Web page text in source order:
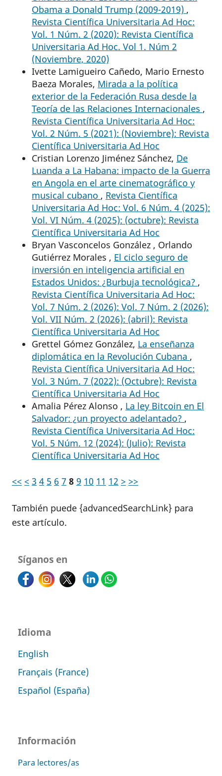
Obama a Donald Trump (2009-2019) ,
Revista Científica Universitaria Ad Hoc:
Vol. 1 Núm. 2 (2020): Revista Científica
Universitaria Ad Hoc. Vol 1. Núm 2
(Noviembre, 2020)
Ivette Lamigueiro Cañedo, Mario Ernesto
Baeza Morales, Mirada a la política
exterior de la Federación Rusa desde la
Teoría de las Relaciones Internacionales ,
Revista Científica Universitaria Ad Hoc:
Vol. 2 Núm. 5 (2021): (Noviembre): Revista
Científica Universitaria Ad Hoc
Cristian Lorenzo Jiménez Sánchez, De
Luanda a La Habana: impacto de la Guerra
en Angola en el arte cinematográfico y
musical cubano , Revista Científica
Universitaria Ad Hoc: Vol. 6 Núm. 4 (2025):
Vol. VI Núm. 4 (2025): (octubre): Revista
Científica Universitaria Ad Hoc
Bryan Vasconcelos González , Orlando
Gutiérrez Morales , El ciclo seguro de
inversión en inteligencia artificial en
Estados Unidos: ¿Burbuja tecnológica? ,
Revista Científica Universitaria Ad Hoc:
Vol. 7 Núm. 2 (2026): Vol. 7 Núm. 2 (2026):
Vol. VII Núm. 2 (2026): (abril): Revista
Científica Universitaria Ad Hoc
Grettel Gómez González, La enseñanza
diplomática en la Revolución Cubana ,
Revista Científica Universitaria Ad Hoc:
Vol. 3 Núm. 7 (2022): (Octubre): Revista
Científica Universitaria Ad Hoc
Amalia Pérez Alonso , La ley Bitcoin en El
Salvador: ¿un proyecto adelantado? ,
Revista Científica Universitaria Ad Hoc:
Vol. 5 Núm. 12 (2024): (Julio): Revista
Científica Universitaria Ad Hoc
<< < 3 4 5 6 7 8 9 10 11 12 > >>
También puede {advancedSearchLink} para
este artículo.
Síganos en
Idioma
English
Français (France)
Español (España)
Información
Para lectores/as